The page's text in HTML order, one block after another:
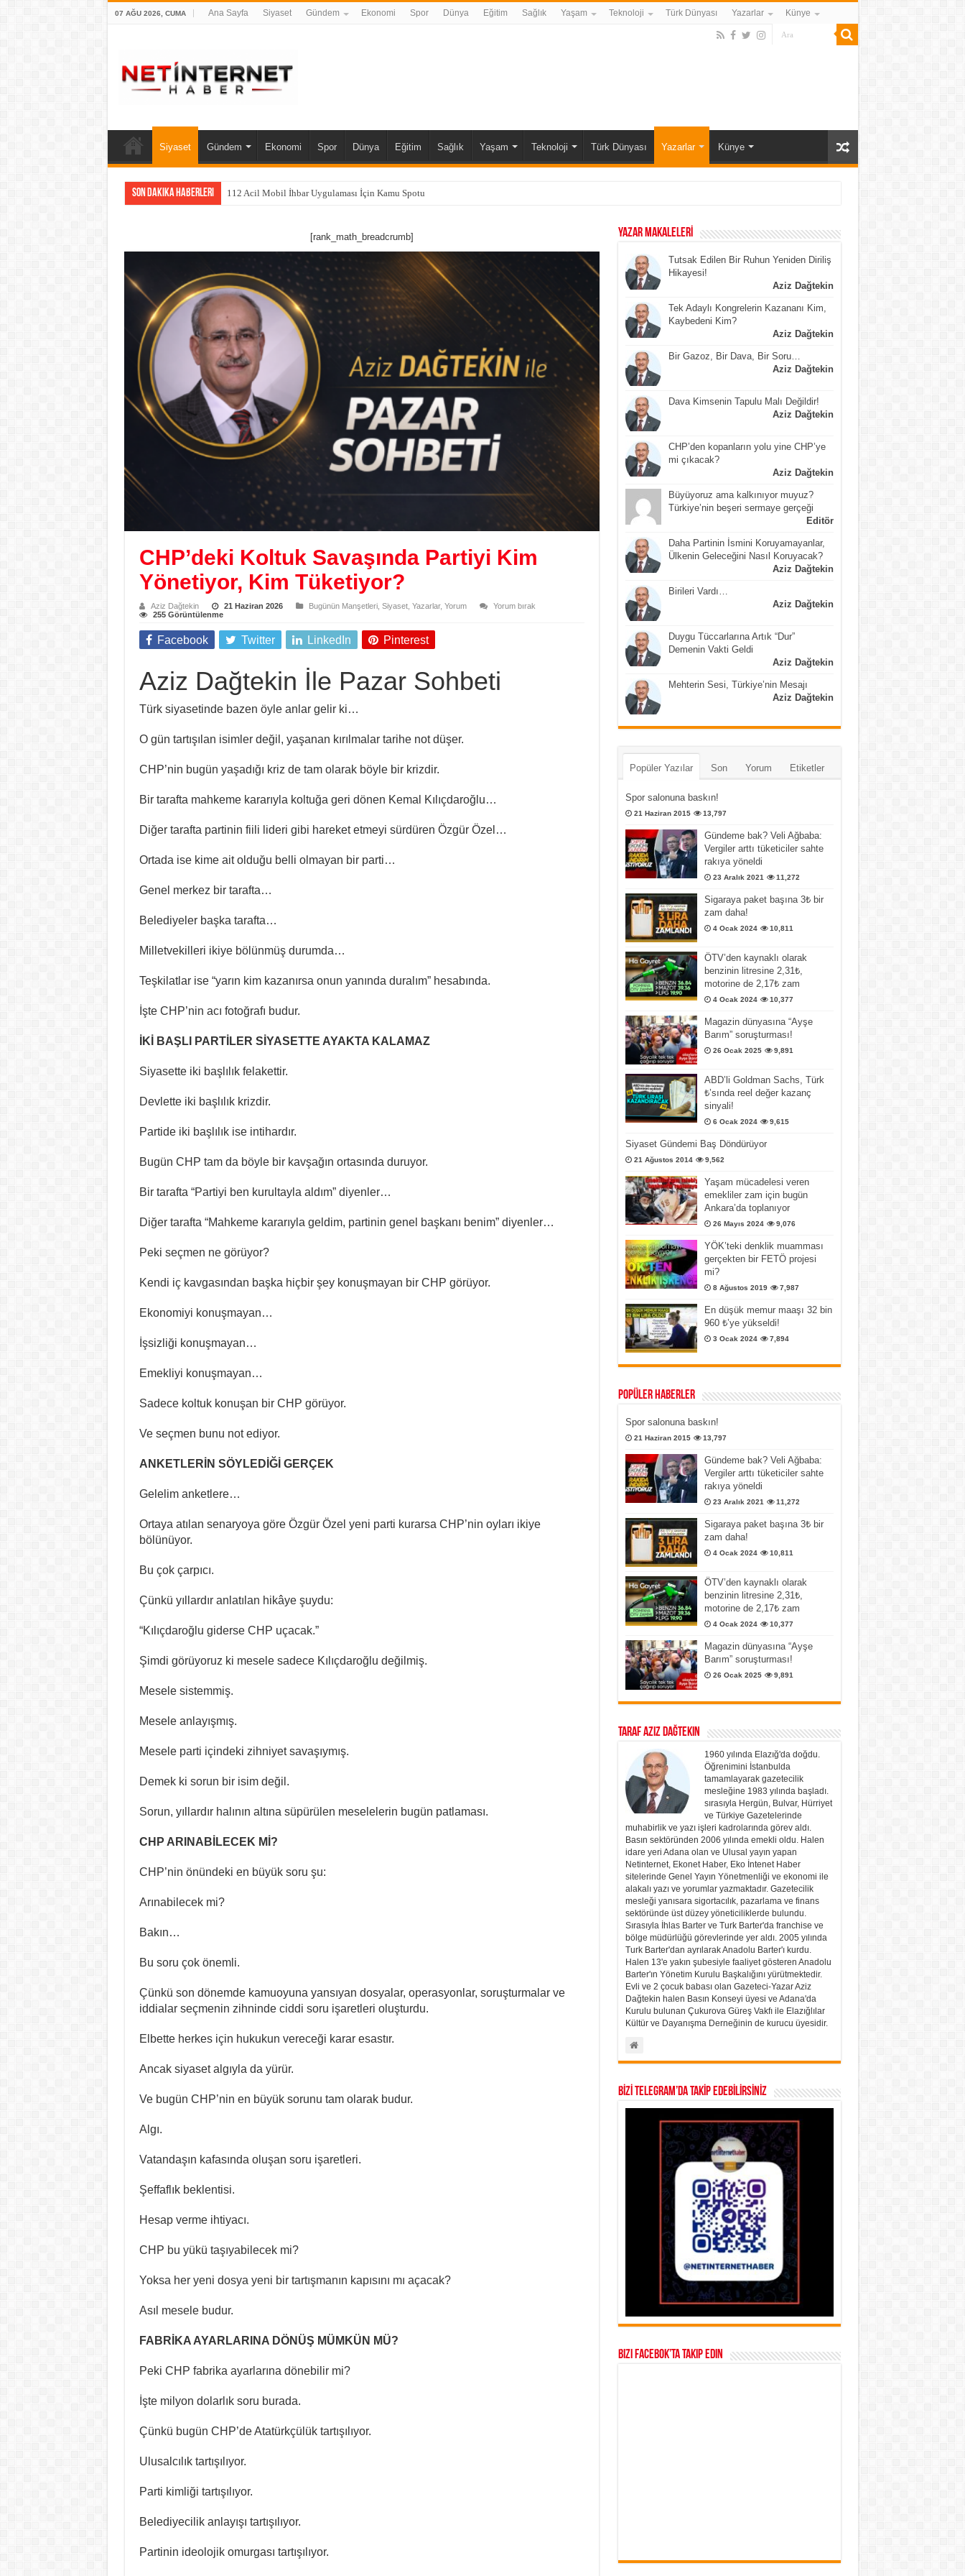
07 AĞU 2026, CUMA Ana Sayfa Siyaset Gündem Ekonomi Spor Dünya Eğitim Sağlık Yaşam Teknoloji Türk Dünyası Yazarlar Künye
Siyaset Gündem Ekonomi Spor Dünya Eğitim Sağlık Yaşam Teknoloji Türk Dünyası Yazarlar Künye
Son Dakika Haberleri 112 Acil Mobil İhbar Uygulaması İçin Kamu Spotu
[rank_math_breadcrumb]
CHP’deki Koltuk Savaşında Partiyi Kim
Yönetiyor, Kim Tüketiyor?
Aziz Dağtekin 21 Haziran 2026 Bugünün Manşetleri, Siyaset, Yazarlar, Yorum
Yorum bırak
255 Görüntülenme
Facebook Twitter LinkedIn Pinterest
Aziz Dağtekin İle Pazar Sohbeti
Türk siyasetinde bazen öyle anlar gelir ki…
O gün tartışılan isimler değil, yaşanan kırılmalar tarihe not düşer.
CHP’nin bugün yaşadığı kriz de tam olarak böyle bir krizdir.
Bir tarafta mahkeme kararıyla koltuğa geri dönen Kemal Kılıçdaroğlu…
Diğer tarafta partinin fiili lideri gibi hareket etmeyi sürdüren Özgür Özel…
Ortada ise kime ait olduğu belli olmayan bir parti…
Genel merkez bir tarafta…
Belediyeler başka tarafta…
Milletvekilleri ikiye bölünmüş durumda…
Teşkilatlar ise “yarın kim kazanırsa onun yanında duralım” hesabında.
İşte CHP’nin acı fotoğrafı budur.
İKİ BAŞLI PARTİLER SİYASETTE AYAKTA KALAMAZ
Siyasette iki başlılık felakettir.
Devlette iki başlılık krizdir.
Partide iki başlılık ise intihardır.
Bugün CHP tam da böyle bir kavşağın ortasında duruyor.
Bir tarafta “Partiyi ben kurultayla aldım” diyenler…
Diğer tarafta “Mahkeme kararıyla geldim, partinin genel başkanı benim” diyenler…
Peki seçmen ne görüyor?
Kendi iç kavgasından başka hiçbir şey konuşmayan bir CHP görüyor.
Ekonomiyi konuşmayan…
İşsizliği konuşmayan…
Emekliyi konuşmayan…
Sadece koltuk konuşan bir CHP görüyor.
Ve seçmen bunu not ediyor.
ANKETLERİN SÖYLEDİĞİ GERÇEK
Gelelim anketlere…
Ortaya atılan senaryoya göre Özgür Özel yeni parti kurarsa CHP’nin oyları ikiye
bölünüyor.
Bu çok çarpıcı.
Çünkü yıllardır anlatılan hikâye şuydu:
“Kılıçdaroğlu giderse CHP uçacak.”
Şimdi görüyoruz ki mesele sadece Kılıçdaroğlu değilmiş.
Mesele sistemmiş.
Mesele anlayışmış.
Mesele parti içindeki zihniyet savaşıymış.
Demek ki sorun bir isim değil.
Sorun, yıllardır halının altına süpürülen meselelerin bugün patlaması.
CHP ARINABİLECEK Mİ?
CHP’nin önündeki en büyük soru şu:
Arınabilecek mi?
Bakın…
Bu soru çok önemli.
Çünkü son dönemde kamuoyuna yansıyan dosyalar, operasyonlar, soruşturmalar ve
iddialar seçmenin zihninde ciddi soru işaretleri oluşturdu.
Elbette herkes için hukukun vereceği karar esastır.
Ancak siyaset algıyla da yürür.
Ve bugün CHP’nin en büyük sorunu tam olarak budur.
Algı.
Vatandaşın kafasında oluşan soru işaretleri.
Şeffaflık beklentisi.
Hesap verme ihtiyacı.
CHP bu yükü taşıyabilecek mi?
Yoksa her yeni dosya yeni bir tartışmanın kapısını mı açacak?
Asıl mesele budur.
FABRİKA AYARLARINA DÖNÜŞ MÜMKÜN MÜ?
Peki CHP fabrika ayarlarına dönebilir mi?
İşte milyon dolarlık soru burada.
Çünkü bugün CHP’de Atatürkçülük tartışılıyor.
Ulusalcılık tartışılıyor.
Parti kimliği tartışılıyor.
Belediyecilik anlayışı tartışılıyor.
Partinin ideolojik omurgası tartışılıyor.
YAZAR MAKALELERİ
Tutsak Edilen Bir Ruhun Yeniden Diriliş
Hikayesi!
Aziz Dağtekin
Tek Adaylı Kongrelerin Kazananı Kim,
Kaybedeni Kim?
Aziz Dağtekin
Bir Gazoz, Bir Dava, Bir Soru…
Aziz Dağtekin
Dava Kimsenin Tapulu Malı Değildir!
Aziz Dağtekin
CHP’den kopanların yolu yine CHP’ye
mi çıkacak?
Aziz Dağtekin
Büyüyoruz ama kalkınıyor muyuz?
Türkiye’nin beşeri sermaye gerçeği
Editör
Daha Partinin İsmini Koruyamayanlar,
Ülkenin Geleceğini Nasıl Koruyacak?
Aziz Dağtekin
Birileri Vardı…
Aziz Dağtekin
Duygu Tüccarlarına Artık “Dur”
Demenin Vakti Geldi
Aziz Dağtekin
Mehterin Sesi, Türkiye’nin Mesajı
Aziz Dağtekin
Popüler Yazılar Son Yorum Etiketler
Spor salonuna baskın!
21 Haziran 2015 13,797
Gündeme bak? Veli Ağbaba:
Vergiler arttı tüketiciler sahte
rakıya yöneldi
23 Aralık 2021 11,272
Sigaraya paket başına 3₺ bir
zam daha!
4 Ocak 2024 10,811
ÖTV’den kaynaklı olarak
benzinin litresine 2,31₺,
motorine de 2,17₺ zam
4 Ocak 2024 10,377
Magazin dünyasına “Ayşe
Barım” soruşturması!
26 Ocak 2025 9,891
ABD’li Goldman Sachs, Türk
₺’sında reel değer kazanç
sinyali!
6 Ocak 2024 9,615
Siyaset Gündemi Baş Döndürüyor
21 Ağustos 2014 9,562
Yaşam mücadelesi veren
emekliler zam için bugün
Ankara’da toplanıyor
26 Mayıs 2024 9,076
YÖK’teki denklik muamması
gerçekten bir FETÖ projesi
mi?
8 Ağustos 2019 7,987
En düşük memur maaşı 32 bin
960 ₺’ye yükseldi!
3 Ocak 2024 7,894
Popüler Haberler
Spor salonuna baskın!
21 Haziran 2015 13,797
Gündeme bak? Veli Ağbaba:
Vergiler arttı tüketiciler sahte
rakıya yöneldi
23 Aralık 2021 11,272
Sigaraya paket başına 3₺ bir
zam daha!
4 Ocak 2024 10,811
ÖTV’den kaynaklı olarak
benzinin litresine 2,31₺,
motorine de 2,17₺ zam
4 Ocak 2024 10,377
Magazin dünyasına “Ayşe
Barım” soruşturması!
26 Ocak 2025 9,891
Taraf Aziz Dağtekin
1960 yılında Elazığ'da doğdu.
Öğrenimini İstanbulda
tamamlayarak gazetecilik
mesleğine 1983 yılında başladı.
sırasıyla Hergün, Bulvar, Hürriyet
ve Türkiye Gazetelerinde
muhabirlik ve yazı işleri kadrolarında görev aldı.
Basın sektöründen 2006 yılında emekli oldu. Halen
idare yeri Adana olan ve Ulusal yayın yapan
Netinternet, Ekonet Haber, Eko İntenet Haber
sitelerinde Genel Yayın Yönetmenliği ve ekonomi ile
alakalı yazı ve yorumlar yazmaktadır. Gazetecilik
mesleği yanısara sigortacılık, pazarlama ve finans
sektöründe üst düzey yöneticiliklerde bulundu.
Sırasıyla İhlas Barter ve Turk Barter'da franchise ve
bölge müdürlüğü görevlerinde yer aldı. 2005 yılında
Turk Barter'dan ayrılarak Anadolu Barter'ı kurdu.
Halen 13'e yakın şubesiyle faaliyet gösteren Anadolu
Barter'ın Yönetim Kurulu Başkalığını yürütmektedir.
Evli ve 2 çocuk babası olan Gazeteci-Yazar Aziz
Dağtekin halen Basın Konseyi üyesi ve Adana'da
Kurulu bulunan Çukurova Güreş Vakfı ile Elazığlılar
Kültür ve Dayanışma Derneğinin de kurucu üyesidir.
BİZİ TELEGRAM’DA TAKİP EDEBİLİRSİNİZ
Bizi Facebok’ta takip edin